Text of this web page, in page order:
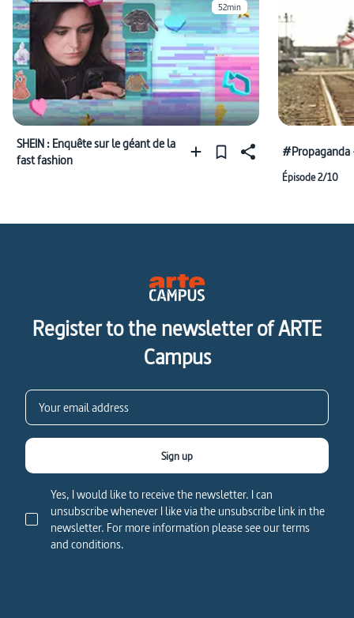
52min
SHEIN : Enquête sur le géant de la
fast fashion
#Propaganda
Épisode 2/10
Register to the newsletter of ARTE
Campus
Yes, I would like to receive the newsletter. I can
unsubscribe whenever I like via the unsubscribe link in the
newsletter. For more information please see our terms
and conditions.
Sign up